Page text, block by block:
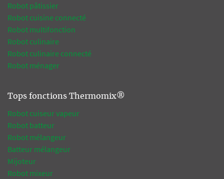
Robot pâtissier
Robot cuisine connecté
Robot multifonction
Robot culinaire
Robot culinaire connecté
Robot ménager
Tops fonctions Thermomix®
Robot cuiseur vapeur
Robot batteur
Robot mélangeur
Batteur mélangeur
Mijoteur
Robot mixeur